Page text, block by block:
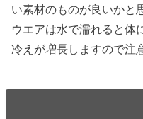
い素材のものが良いかと
ウエアは水で濡れると体
冷えが増長しますので注